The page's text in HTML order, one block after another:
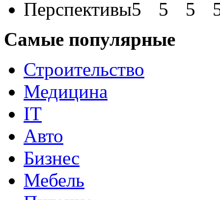
Перспективы
Самые популярные
Строительство
Медицина
IT
Авто
Бизнес
Мебель